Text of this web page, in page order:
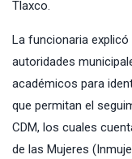
Tlaxco.
La funcionaria
autoridades
académicos para
que permitan el
CDM, los cuales
de las Mujeres